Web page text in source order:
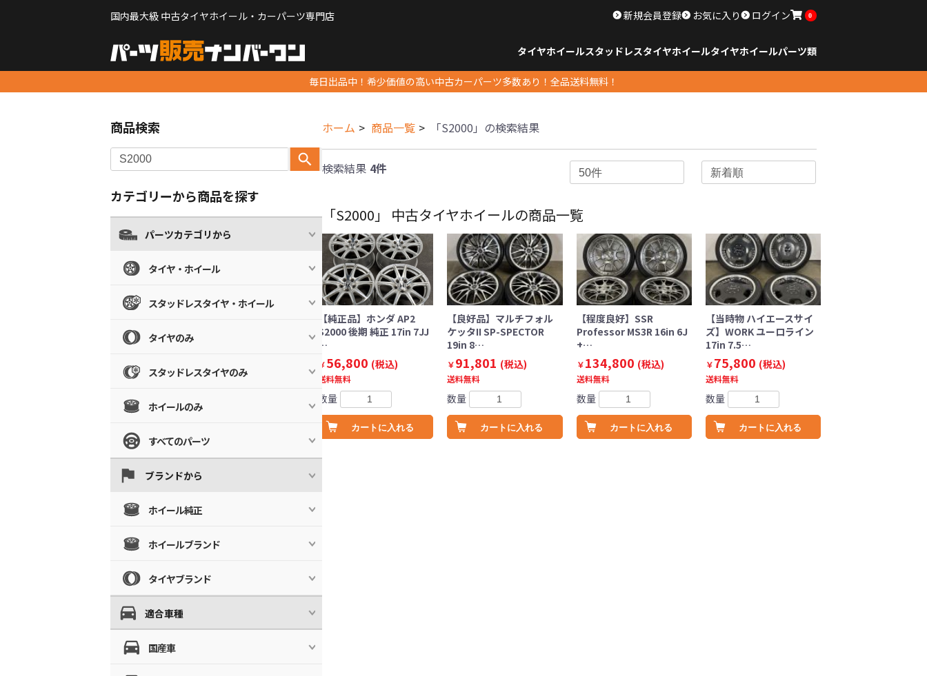
国内最大級 中古タイヤホイール・カーパーツ専門店 新規会員登録 お気に入り ログイン 0
タイヤホイールスタッドレスタイヤホイールタイヤホイールパーツ類
毎日出品中！希少価値の高い中古カーパーツ多数あり！全品送料無料！
ホーム 商品一覧 「S2000」の検索結果
検索結果 4件
「S2000」 中古タイヤホイールの商品一覧
【純正品】ホンダ AP2
S2000 後期 純正 17in 7JJ
…
￥56,800 (税込)
送料無料
数量
カートに入れる
【良好品】マルチフォル
ケッタII SP-SPECTOR
19in 8…
￥91,801 (税込)
送料無料
数量
カートに入れる
【程度良好】SSR
Professor MS3R 16in 6J
+…
￥134,800 (税込)
送料無料
数量
カートに入れる
【当時物 ハイエースサイ
ズ】WORK ユーロライン
17in 7.5…
￥75,800 (税込)
送料無料
数量
カートに入れる
商品検索
カテゴリーから商品を探す
パーツカテゴリから
タイヤ・ホイール
スタッドレスタイヤ・ホイール
タイヤのみ
スタッドレスタイヤのみ
ホイールのみ
すべてのパーツ
ブランドから
ホイール純正
ホイールブランド
タイヤブランド
適合車種
国産車